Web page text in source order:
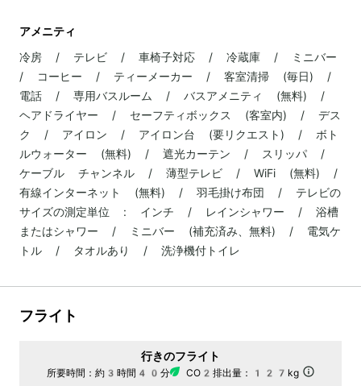
アメニティ
冷房 / テレビ / 車椅子対応 / 冷蔵庫 / ミニバー
/ コーヒー / ティーメーカー / 客室清掃 (毎日) /
電話 / 専用バスルーム / バスアメニティ (無料) /
ヘアドライヤー / セーフティボックス (客室内) / デス
ク / アイロン / アイロン台 (要リクエスト) / ボト
ルウォーター (無料) / 遮光カーテン / スリッパ /
ケーブル チャンネル / 薄型テレビ / WiFi (無料) /
有線インターネット (無料) / 羽毛掛け布団 / テレビの
サイズの測定単位 : インチ / レインシャワー / 浴槽
またはシャワー / ミニバー (補充済み、無料) / 電気ケ
トル / タオルあり / 洗浄機付トイレ
フライト
行きのフライト
所要時間： 約3時間40分 CO2排出量： 127kg